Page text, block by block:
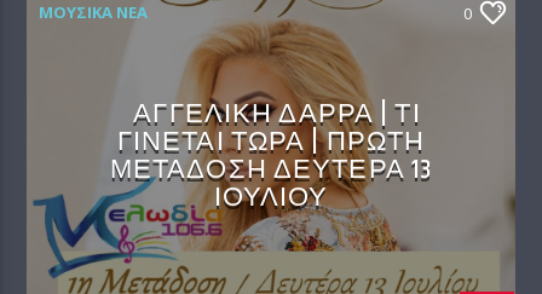
ΜΟΥΣΙΚΆ ΝΈΑ 0
ΑΓΓΕΛΙΚΗ ΔΑΡΡΑ | ΤΙ
ΓΙΝΕΤΑΙ ΤΩΡΑ | ΠΡΩΤΗ
ΜΕΤΑΔΟΣΗ ΔΕΥΤΕΡΑ 13
ΙΟΥΛΙΟΥ